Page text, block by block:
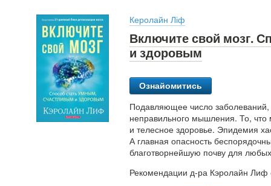
Керолайн Ліф
Включите свой мозг.
и здоровым
Ознайомитись
Подавляющее число
неправильного мышления. То,
и телесное здоровье. Эпидемия
А главная опасность
благотворнейшую почву для
Рекомендации д-ра Кэролайн